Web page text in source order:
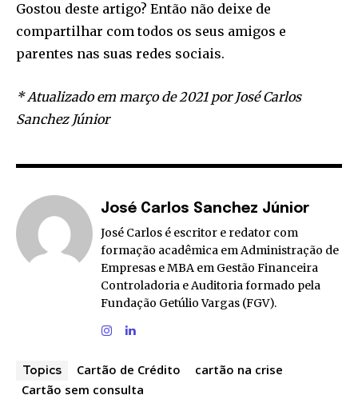
Gostou deste artigo? Então não deixe de
compartilhar com todos os seus amigos e
parentes nas suas redes sociais.
* Atualizado em março de 2021 por José Carlos
Sanchez Júnior
José Carlos Sanchez Júnior
José Carlos é escritor e redator com
formação acadêmica em Administração de
Empresas e MBA em Gestão Financeira
Controladoria e Auditoria formado pela
Fundação Getúlio Vargas (FGV).
Topics Cartão de Crédito
cartão na crise
Cartão sem consulta